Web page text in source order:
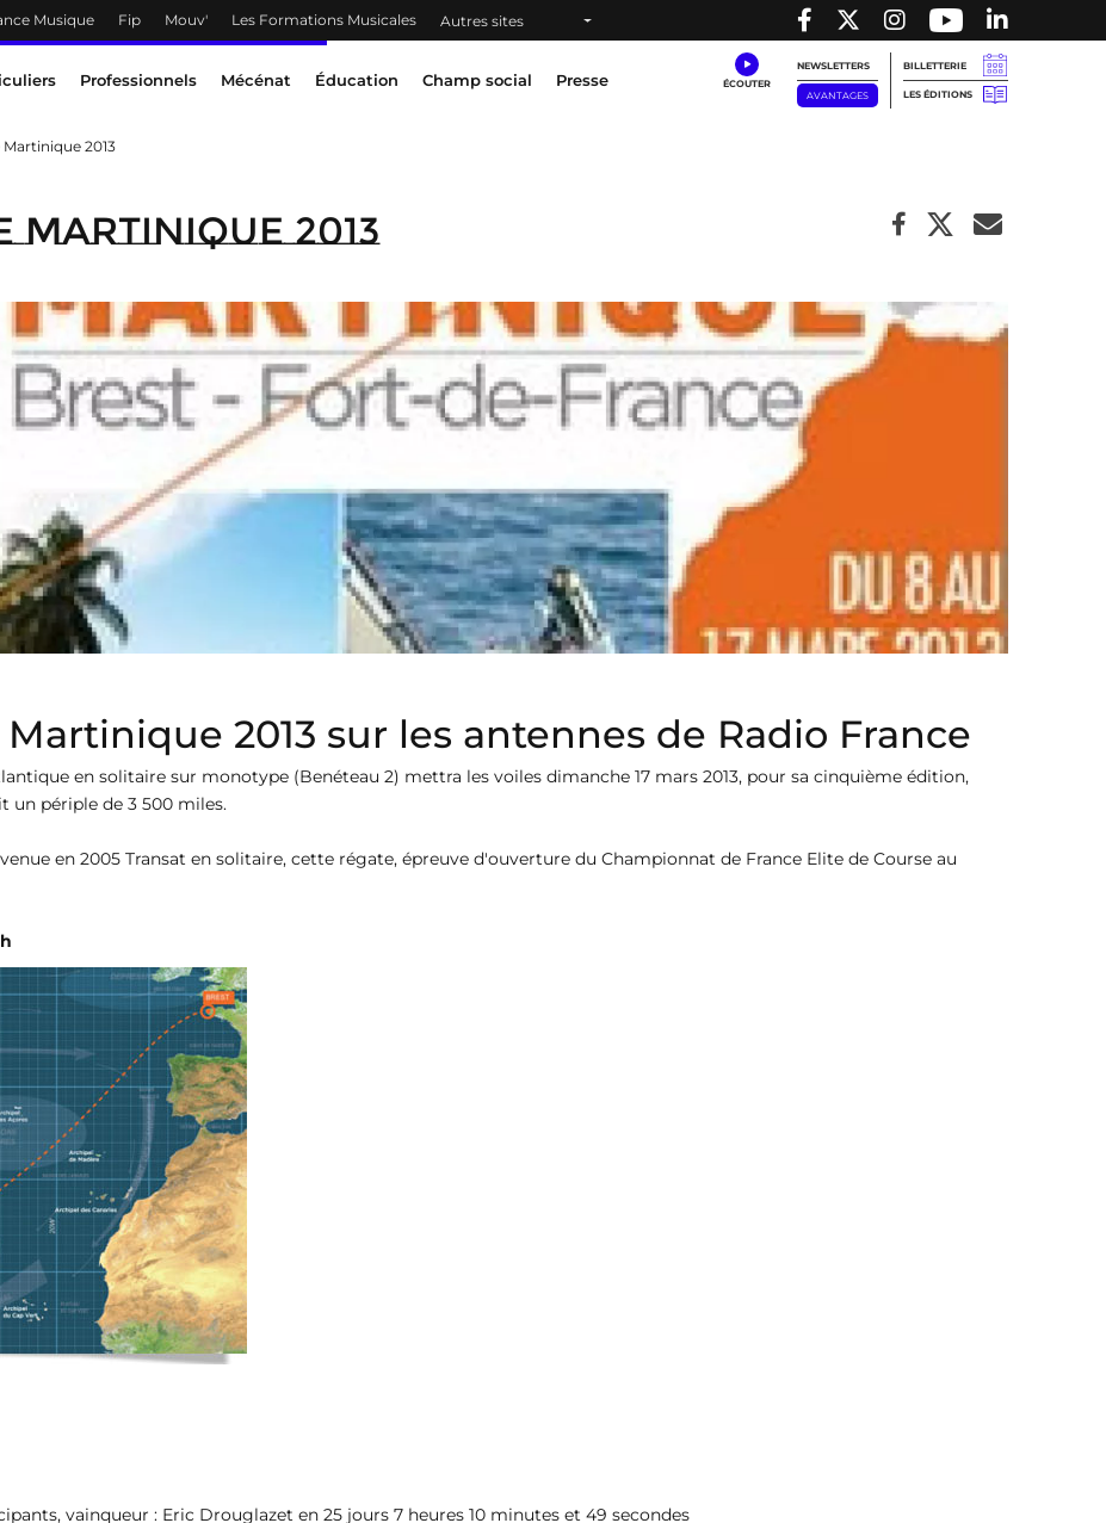
Musique Fip Mouv' Les Formations Musicales Autres sites
Professionnels Mécénat Éducation Champ social Presse
NEWSLETTERS
AVANTAGES
BILLETTERIE
LES ÉDITIONS
2013
2013
2013 sur les antennes de Radio France
en solitaire sur monotype (Benéteau 2) mettra les voiles dimanche 17 mars 2013, pour sa cinquième édition,
un périple de 3 500 miles.
en 2005 Transat en solitaire, cette régate, épreuve d'ouverture du Championnat de France Elite de Course au
vainqueur : Eric Drouglazet en 25 jours 7 heures 10 minutes et 49 secondes